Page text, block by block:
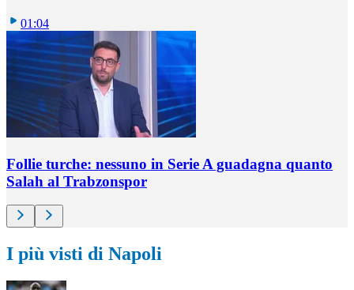
01:04
Follie turche: nessuno in Serie A guadagna quanto
Salah al Trabzonspor
I più visti di Napoli